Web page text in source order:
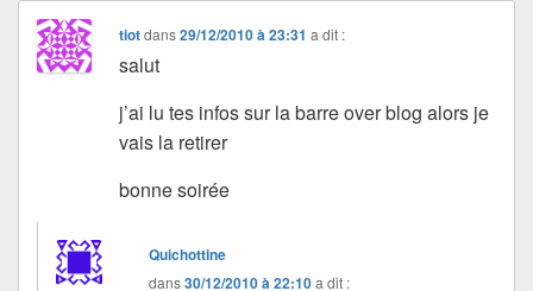
tiotdans29/12/2010 à 23:31 a dit :
salut
j’ai lu tes infos sur la barre over blog alors je
vais la retirer
bonne soirée
Quichottine
dans30/12/2010 à 22:10a dit :